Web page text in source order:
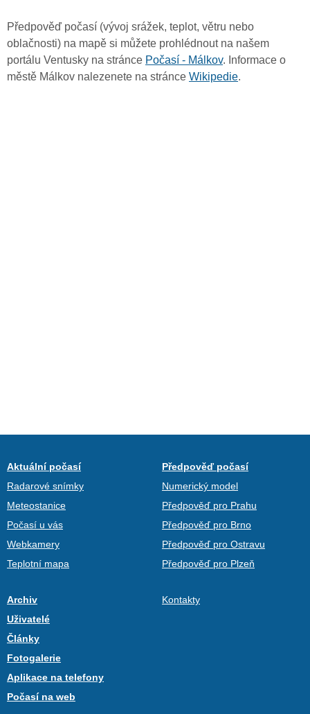
Předpověď počasí (vývoj srážek, teplot, větru nebo
oblačnosti) na mapě si můžete prohlédnout na našem
portálu Ventusky na stránce Počasí - Málkov. Informace o
městě Málkov nalezenete na stránce Wikipedie.
Aktuální počasí
Radarové snímky
Meteostanice
Počasí u vás
Webkamery
Teplotní mapa
Předpověď počasí
Numerický model
Předpověď pro Prahu
Předpověď pro Brno
Předpověď pro Ostravu
Předpověď pro Plzeň
Archiv
Uživatelé
Články
Fotogalerie
Aplikace na telefony
Počasí na web
Kontakty